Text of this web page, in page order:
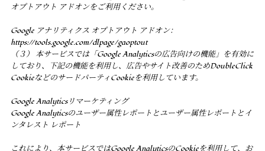
オプトアウト アドオンをご利用ください。
Google アナリティクス オプトアウト アドオン：
https://tools.google.com/dlpage/gaoptout
（３） 本サービスでは「Google Analyticsの広告向けの機能」を有効に
しており、下記の機能を利用し、広告やサイト改善のためDoubleClick
CookieなどのサードパーティCookieを利用しています。
Google Analyticsリマーケティング
Google Analyticsのユーザー属性レポートとユーザー属性レポートとイ
ンタレスト レポート
これにより、本サービスではGoogle AnalyticsのCookieを利用して、お